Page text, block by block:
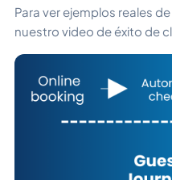
Para ver ejemplos reales
nuestro video de éxito de